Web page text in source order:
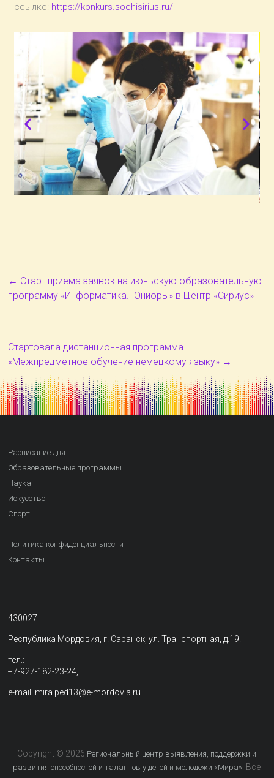
ссылке: https://konkurs.sochisirius.ru/
← Старт приема заявок на июньскую образовательную
программу «Информатика. Юниоры» в Центр «Сириус»
Стартовала дистанционная программа
«Межпредметное обучение немецкому языку» →
Расписание дня
Образовательные программы
Наука
Искусство
Спорт
Политика конфиденциальности
Контакты
430027
Республика Мордовия, г. Саранск, ул. Транспортная, д.19.
тел.:
+7-927-182-23-24,
e-mail: mira.ped13@e-mordovia.ru
Copyright © 2026 Региональный центр выявления, поддержки и
развития способностей и талантов у детей и молодежи «Мира» . Все